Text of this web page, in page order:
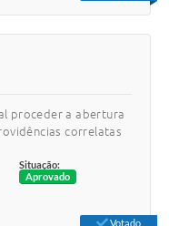
proceder a abertura
correlatas
Situação:
Aprovado
Votado